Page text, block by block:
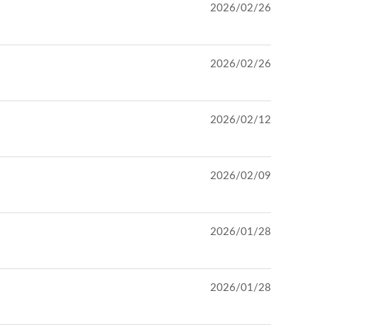
2026/02/26
2026/02/26
2026/02/12
2026/02/09
2026/01/28
2026/01/28